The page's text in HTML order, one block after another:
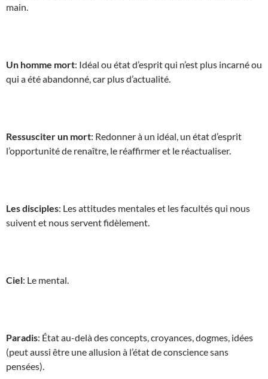
main.
Un homme mort: Idéal ou état d’esprit qui n’est plus incarné ou
qui a été abandonné, car plus d’actualité.
Ressusciter un mort: Redonner à un idéal, un état d’esprit
l’opportunité de renaître, le réaffirmer et le réactualiser.
Les disciples: Les attitudes mentales et les facultés qui nous
suivent et nous servent fidèlement.
Ciel: Le mental.
Paradis: État au-delà des concepts, croyances, dogmes, idées
(peut aussi être une allusion à l’état de conscience sans
pensées).